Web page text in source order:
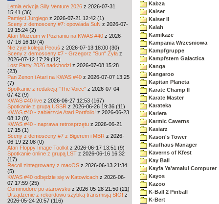
Letnia edycja Silly Venture 2026 z 2026-07-31
15:41 (36)
Pamięci Jurgiego z 2026-07-21 12:42 (1)
Sceny z demosceny #7: opowiada SuN z 2026-07-
19 15:24 (2)
Atari Muzeum w Poznaniu na KWAS #40 z 2026-
07-16 16:10 (4)
Nie żyje kolega Pecuś z 2026-07-13 18:00 (30)
Sceny z demosceny #7 - Grzegorz "Sun" Żyła z
2026-07-12 17:29 (12)
Lost Party 2026 nadchodzi z 2026-07-08 15:28
(23)
Pan Zenon i Atari na KWAS #40 z 2026-07-07 13:25
(7)
Spotkanie z redakcją "The Voice" z 2026-07-04
07:42 (9)
KWAS #40 live z 2026-06-27 12:53 (167)
Spotkanie z grupą USSR z 2026-06-26 19:36 (11)
KWAS #40 - zabierzcie Atari Portfolio! z 2026-06-23
08:12 (0)
KWAS #40 - naprawa retrosprzętu z 2026-06-21
17:15 (1)
Sceny z demosceny #7 z Bigerem i MBR z 2026-
06-19 22:08 (0)
Atari Floppy Image Toolkit z 2026-06-17 13:51 (9)
Spotkanie online z grupą LST z 2026-06-16 16:32
(17)
Recoil zintegrowany z macOS z 2026-06-13 21:34
(5)
KWAS #40 odbędzie się w Katowicach z 2026-06-
07 17:59 (25)
Commodore po atarowsku z 2026-05-28 21:50 (21)
Urządzenie z rekordowo szybką transmisją SIO! z
2026-05-24 20:57 (116)
Kabza
Kaiser
Kaiser II
Kalah
Kamikaze
Kampania Wrzesniowa
Kampfgruppe
Kampfstern Galactica
Kanga
Kangaroo
Kapitan Planeta
Karate Champ II
Karate Master
Karateka
Kariera
Karmic Caverns
Kasiarz
Kason's Tower
Kaufhaus Manager
Kaverns of Kfest
Kay Ball
Kayfa Ya'amalul Computer
Kayos
Kazoo
K-Ball 2 Pinball
K-Bert